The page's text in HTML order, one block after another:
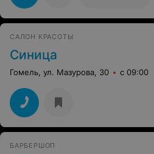
САЛОН КРАСОТЫ
Синица
Гомель, ул. Мазурова, 30 с 09:00
БАРБЕРШОП